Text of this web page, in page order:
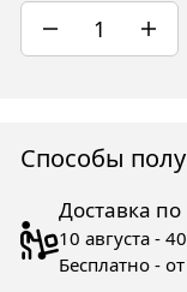
Споcобы
Доставка по
10 августа -
Бесплатно -